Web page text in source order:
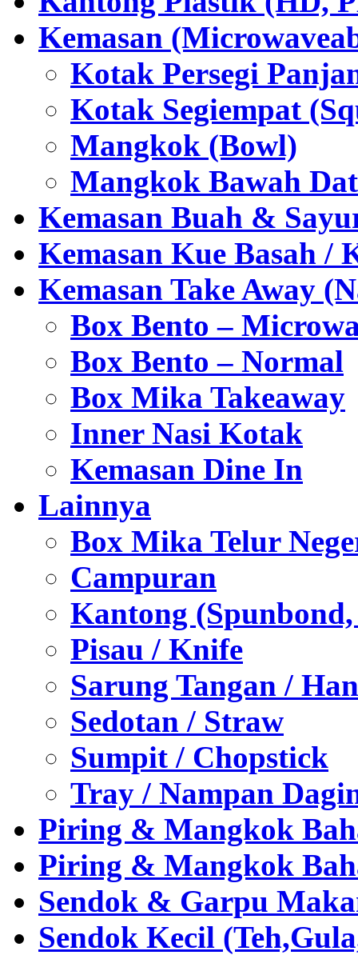
Kemasan
Kotak Persegi
Kotak Segiempat
Mangkok (Bowl)
Mangkok Bawah
Kemasan Buah &
Kemasan Kue Basah /
Kemasan Take Away
Box Bento –
Box Bento – Normal
Box Mika Takeaway
Inner Nasi Kotak
Kemasan Dine In
Lainnya
Box Mika Telur
Campuran
Kantong
Pisau / Knife
Sarung Tangan /
Sedotan / Straw
Sumpit / Chopstick
Tray / Nampan
Piring & Mangkok
Piring & Mangkok
Sendok & Garpu
Sendok Kecil